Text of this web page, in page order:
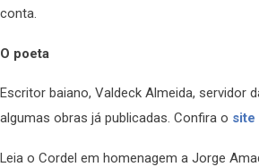
conta.
O poeta
Escritor baiano, Valdeck Almeida, servidor
algumas obras já publicadas. Confira o site
Leia o Cordel em homenagem a Jorge